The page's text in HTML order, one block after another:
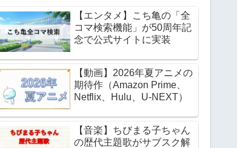
【エンタメ】こち亀の「全
コマ検索機能」が50周年記
念で公式サイトに実装
【動画】2026年夏アニメの
期待作（Amazon Prime、
Netflix、Hulu、U-NEXT）
【音楽】ちびまる子ちゃん
の歴代主題歌がサブスク解